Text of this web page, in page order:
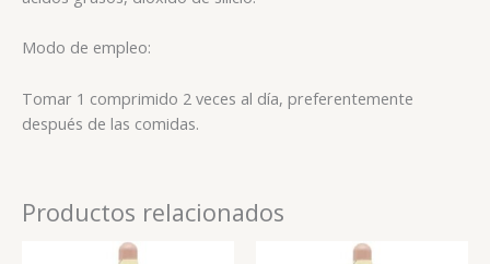
Modo de empleo:
Tomar 1 comprimido 2 veces al día, preferentemente
después de las comidas.
Productos relacionados